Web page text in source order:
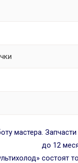
мастера.
до 12